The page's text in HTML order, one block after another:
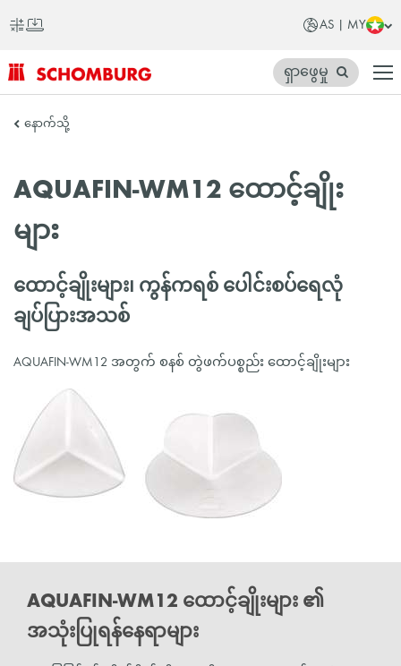
AS | MY
SCHOMBURG
ရှ
တိုက်
ရှာဖွေမှု
နောက်သို့
AQUAFIN-WM12 ထောင့်ချိုး
များ
ထောင့်ချိုးများ၊ ကွန်ကရစ် ပေါင်းစပ်ရေလုံ
ချပ်ပြားအသစ်
AQUAFIN-WM12 အတွက် စနစ် တွဲဖက်ပစ္စည်း ထောင့်ချိုးများ
AQUAFIN-WM12 ထောင့်ချိုးများ ၏
အသုံးပြုရန်နေရာများ